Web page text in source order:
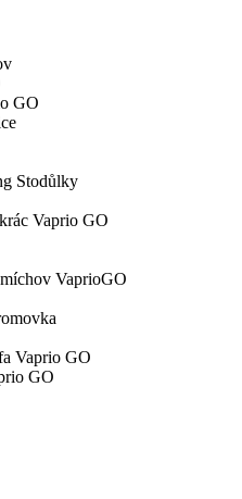
GO
Stodůlky
Vaprio GO
VaprioGO
Vaprio GO
GO